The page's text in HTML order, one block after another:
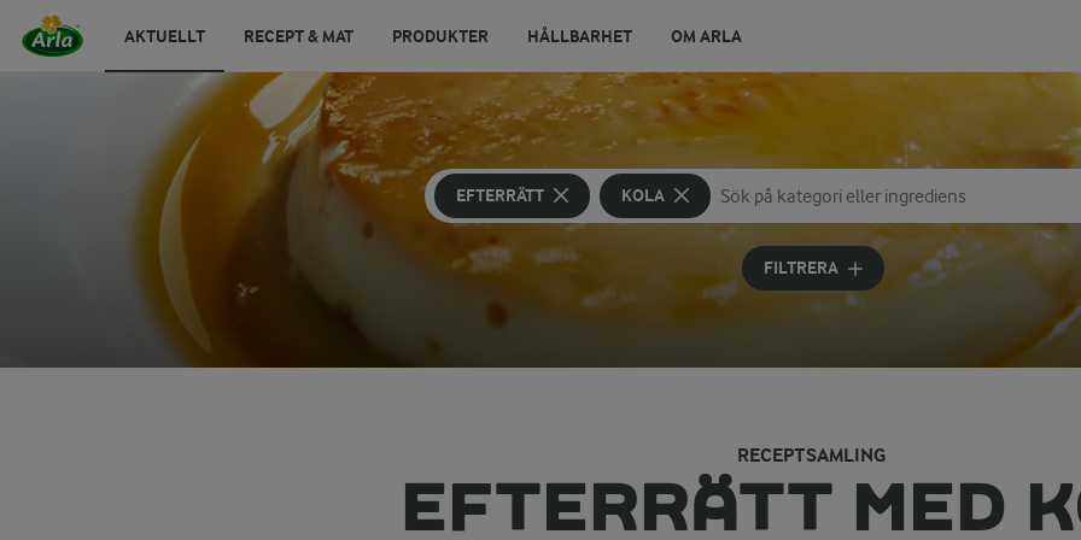
AKTUELLT RECEPT & MAT PRODUKTER HÅLLBARHET OM ARLA
EFTERRÄTT KOLA
Sök på kategori eller ingrediens
Skriv in sökord för att få förslag
FILTRERA
RECEPTSAMLING
EFTERRÄTT MED